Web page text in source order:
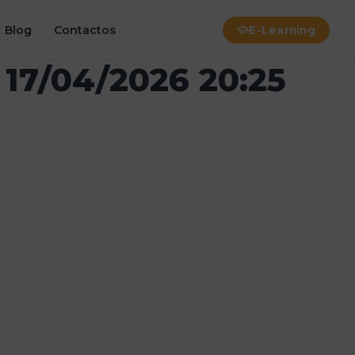
Blog Contactos E-Learning
04/2026 20:25